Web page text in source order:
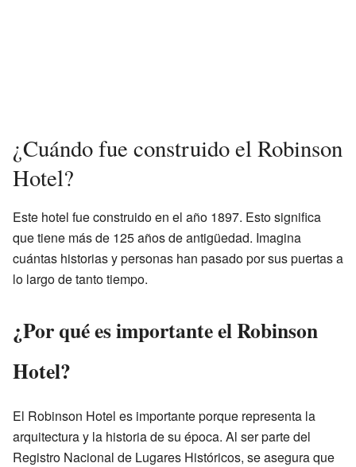
¿Cuándo fue construido el Robinson
Hotel?
Este hotel fue construido en el año 1897. Esto significa
que tiene más de 125 años de antigüedad. Imagina
cuántas historias y personas han pasado por sus puertas a
lo largo de tanto tiempo.
¿Por qué es importante el Robinson
Hotel?
El Robinson Hotel es importante porque representa la
arquitectura y la historia de su época. Al ser parte del
Registro Nacional de Lugares Históricos, se asegura que